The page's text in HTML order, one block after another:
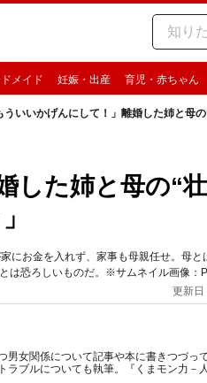
メイド 妊娠・出産 育児・赤ちゃん
ういいかげんにして！」離婚した姉と母
した姉と母の“
にお金を入れず、家事も母親任せ。母
は恐ろしいものだ。※サムネイル画像：
更新日
女関係について記事や本に書きつづっ
ブルについても執筆。『くまモン力－